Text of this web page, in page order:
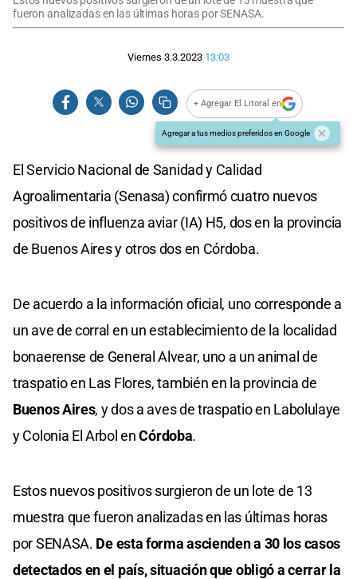
fueron analizadas en las últimas horas por SENASA.
Viernes 3.3.2023 13:03
+ Agregar El Litoral en
Agregar a tus medios preferidos en Google
El Servicio Nacional de Sanidad y Calidad
Agroalimentaria (Senasa) confirmó cuatro nuevos
positivos de influenza aviar (IA) H5, dos en la provincia
de Buenos Aires y otros dos en Córdoba.
De acuerdo a la información oficial, uno corresponde a
un ave de corral en un establecimiento de la localidad
bonaerense de General Alvear, uno a un animal de
traspatio en Las Flores, también en la provincia de
Buenos Aires, y dos a aves de traspatio en Labolulaye
y Colonia El Arbol enCórdoba.
Estos nuevos positivos surgieron de un lote de 13
muestra que fueron analizadas en las últimas horas
por SENASA. De esta forma ascienden a 30 los casos
detectados en el país, situación que obligó a cerrar la